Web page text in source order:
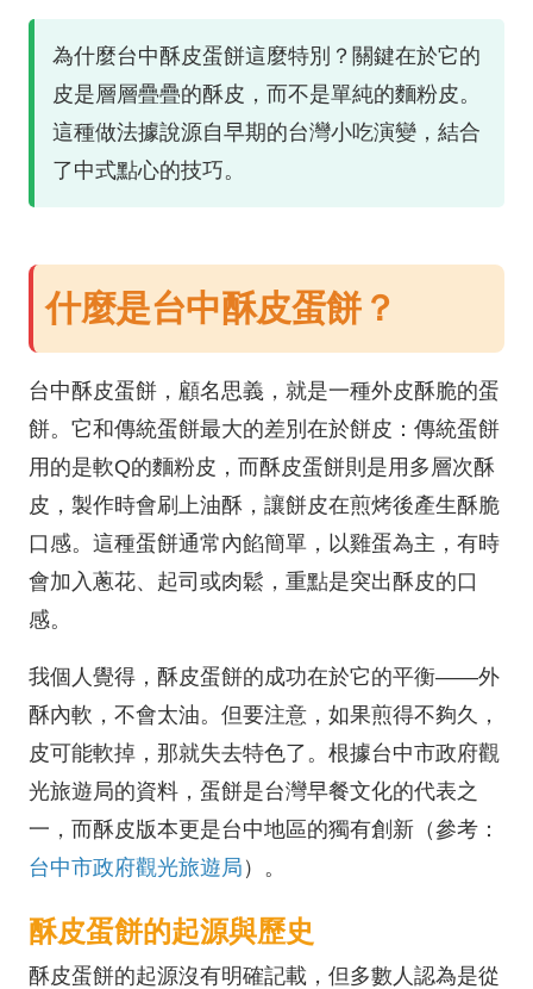
為什麼台中酥皮蛋餅這麼特別？關鍵在於它的
皮是層層疊疊的酥皮，而不是單純的麵粉皮。
這種做法據說源自早期的台灣小吃演變，結合
了中式點心的技巧。
什麼是台中酥皮蛋餅？
台中酥皮蛋餅，顧名思義，就是一種外皮酥脆的蛋
餅。它和傳統蛋餅最大的差別在於餅皮：傳統蛋餅
用的是軟Q的麵粉皮，而酥皮蛋餅則是用多層次酥
皮，製作時會刷上油酥，讓餅皮在煎烤後產生酥脆
口感。這種蛋餅通常內餡簡單，以雞蛋為主，有時
會加入蔥花、起司或肉鬆，重點是突出酥皮的口
感。
我個人覺得，酥皮蛋餅的成功在於它的平衡——外
酥內軟，不會太油。但要注意，如果煎得不夠久，
皮可能軟掉，那就失去特色了。根據台中市政府觀
光旅遊局的資料，蛋餅是台灣早餐文化的代表之
一，而酥皮版本更是台中地區的獨有創新（參考：
台中市政府觀光旅遊局 ）。
酥皮蛋餅的起源與歷史
酥皮蛋餅的起源沒有明確記載，但多數人認為是從